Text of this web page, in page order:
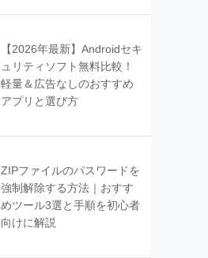
【2026年最新】Androidセキ
ュリティソフト無料比較！
軽量＆広告なしのおすすめ
アプリと選び方
ZIPファイルのパスワードを
強制解除する方法｜おすす
めツール3選と手順を初心者
向けに解説